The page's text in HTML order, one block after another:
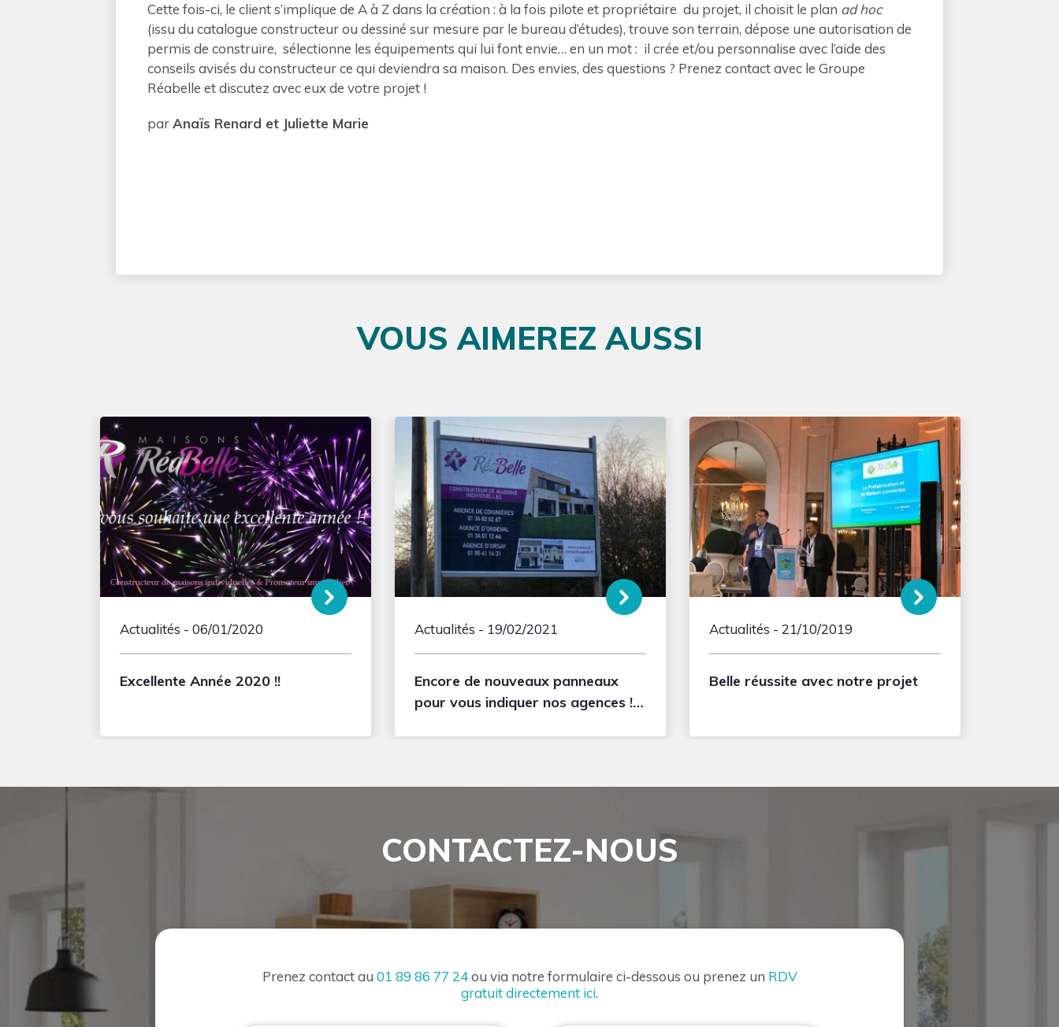
Cette fois-ci, le client s’implique de A à Z dans la création : à la fois pilote et propriétaire du projet, il choisit le plan ad hoc
(issu du catalogue constructeur ou dessiné sur mesure par le bureau d’études), trouve son terrain, dépose une autorisation de
permis de construire, sélectionne les équipements qui lui font envie… en un mot : il crée et/ou personnalise avec l’aide des
conseils avisés du constructeur ce qui deviendra sa maison. Des envies, des questions ? Prenez contact avec le Groupe
Réabelle et discutez avec eux de votre projet !
parAnaïs Renard et Juliette Marie
VOUS AIMEREZ AUSSI
Actualités - 06/01/2020
Excellente Année 2020 !!
Actualités - 19/02/2021
Encore de nouveaux panneaux
pour vous indiquer nos agences !!
Actualités - 21/10/2019
Belle réussite avec notre projet
CONTACTEZ-NOUS
Prenez contact au 01 89 86 77 24ou via notre formulaire ci-dessous ou prenez un RDV
gratuit directement ici.